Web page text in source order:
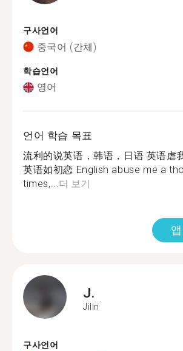
구사언어
중국어 (간체)
학습언어
영어
언어 학습 목표
流利的说英语，韩语，日语 英语虐
英语如初恋 English abuse me a
times,...더 보기
J.
Jilin
구사언어